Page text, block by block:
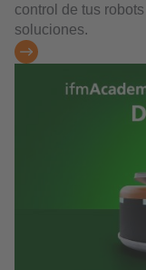
control de tus
soluciones.